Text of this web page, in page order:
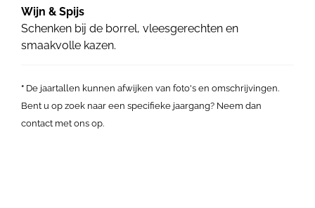
Wijn & Spijs
Schenken bij de borrel, vleesgerechten en
smaakvolle kazen.
* De jaartallen kunnen afwijken van foto's en omschrijvingen.
Bent u op zoek naar een specifieke jaargang? Neem dan
contact met ons op.